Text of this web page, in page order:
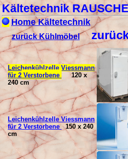
Kältetechnik
Home Kältetechnik
zurück Kühlmöbel
Leichenkühlzelle Viessmann
für 2 Verstorbene
120 x
240 cm
Leichenkühlzelle Viessmann
für 2 Verstorbene 150 x 240
cm